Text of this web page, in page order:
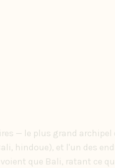
— le plus grand archipel
hindoue), et l'un des
que Bali, ratant ce